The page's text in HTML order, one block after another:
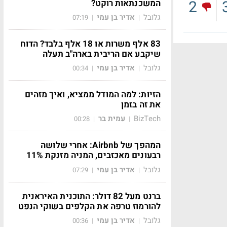
2 המשכנתאות רוקט?
גלובל | אדיר בן עמי |
07:19
83 אלף משרות או 18 אלף בלבד? הדוח
שיקבע אם הריבית בארה"ב תעלה
גלובל | אדיר בן עמי |
00:34
הזיות: למה המודל ממציא, ואיך מזהים
את זה בזמן
BizTech
| עמית בר |
00:28
המהפך של Airbnb: אחרי שלושה
רבעונים מאכזבים, המניה מזנקת 11%
גלובל | אדיר בן עמי |
07:29
ברנט מעל 82 דולר: התוכנית האיראנית
להורמוז טרפה את הקלפים בשוקי הנפט
גלובל | אדיר בן עמי |
00:36